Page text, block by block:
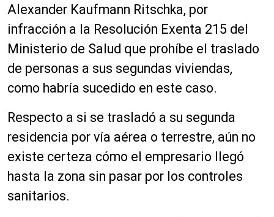
e
a
u
d
i
o
Alexander Kaufmann Ritschka, por
infracción a la Resolución Exenta 215 del
Ministerio de Salud que prohíbe el traslado
de personas a sus segundas viviendas,
como habría sucedido en este caso.
Respecto a si se trasladó a su segunda
residencia por vía aérea o terrestre, aún no
existe certeza cómo el empresario llegó
hasta la zona sin pasar por los controles
sanitarios.